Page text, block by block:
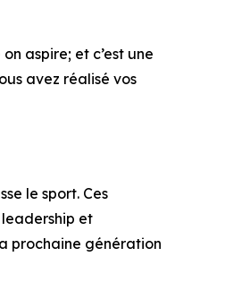
aspire; et c’est une
avez réalisé vos
le sport. Ces
leadership et
prochaine génération